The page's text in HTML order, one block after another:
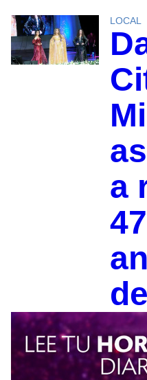
LOCAL
a